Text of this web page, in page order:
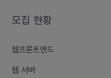
모집 현황
웹프론트엔드
웹 서버